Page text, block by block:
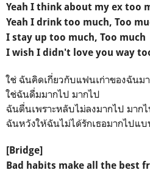
Yeah I think about my ex too
Yeah I drink too much, Too
I stay up too much, Too much
I wish I didn't love you way
ใช่ ฉันคิดเกี่ยวกับแฟนเก่าของฉันม
ใช่ฉันดื่มมากไป มากไป
ฉันตื่นเพราะหลับไม่ลงมากไป มาก
ฉันหวังให้ฉันไม่ได้รักเธอมากไปแ
[Bridge]
Bad habits make all the best